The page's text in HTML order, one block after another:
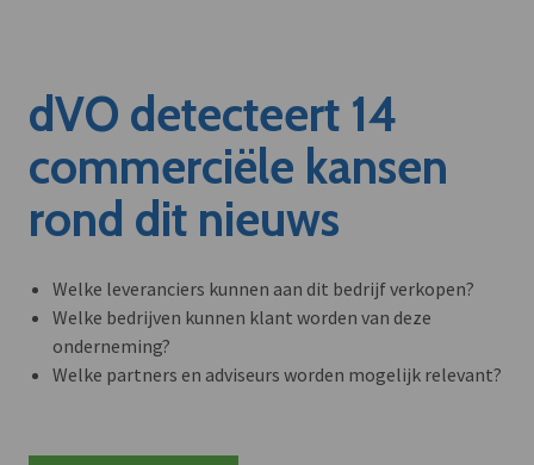
dVO detecteert 14
commerciële kansen
rond dit nieuws
Welke leveranciers kunnen aan dit bedrijf verkopen?
Welke bedrijven kunnen klant worden van deze
onderneming?
Welke partners en adviseurs worden mogelijk relevant?